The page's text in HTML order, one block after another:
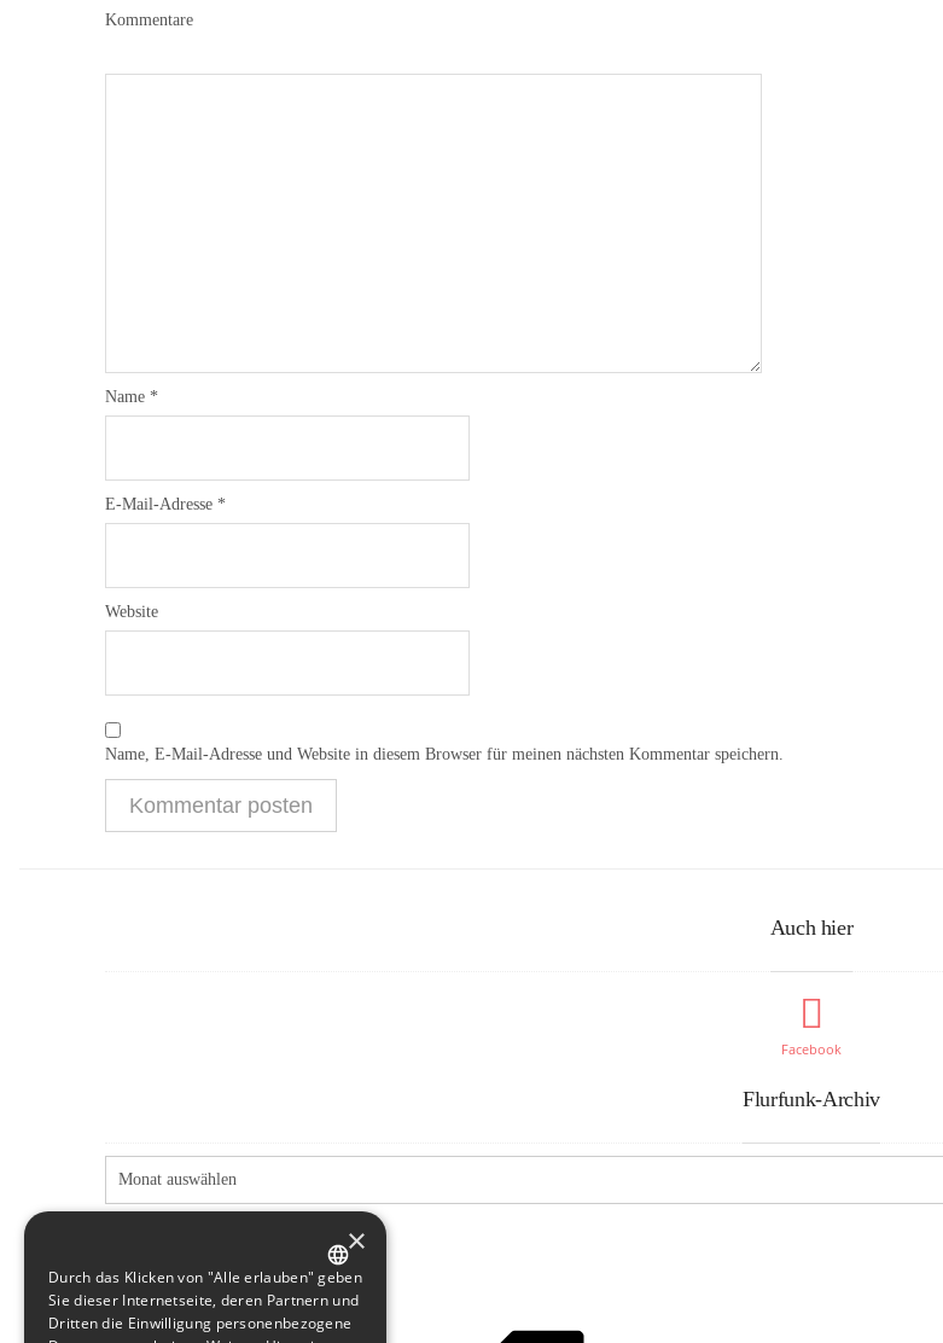
Kommentare
Name *
E-Mail-Adresse *
Website
Name, E-Mail-Adresse und Website in diesem Browser für meinen nächsten Kommentar speichern.
Auch hier
Facebook
Flurfunk-Archiv
GERMAN
ENGLISH
×
Durch das Klicken von "Alle erlauben" geben
Sie dieser Internetseite, deren Partnern und
Dritten die Einwilligung personenbezogene